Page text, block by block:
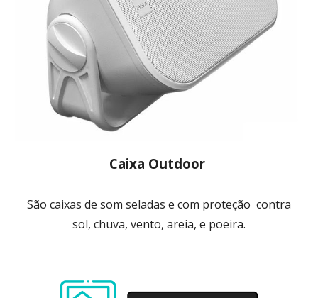
Caixa Outdoor
São caixas de som seladas e com proteção contra
sol, chuva, vento, areia, e poeira.